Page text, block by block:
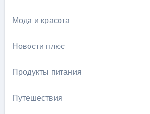
Мода и красота
Новости плюс
Продукты питания
Путешествия